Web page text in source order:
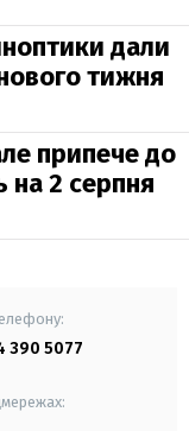
дали
тижня
припече до
на 2 серпня
390 5077